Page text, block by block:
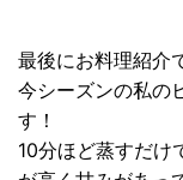
最後にお料理紹介
今シーズンの私の
す！
10分ほど蒸すだけ